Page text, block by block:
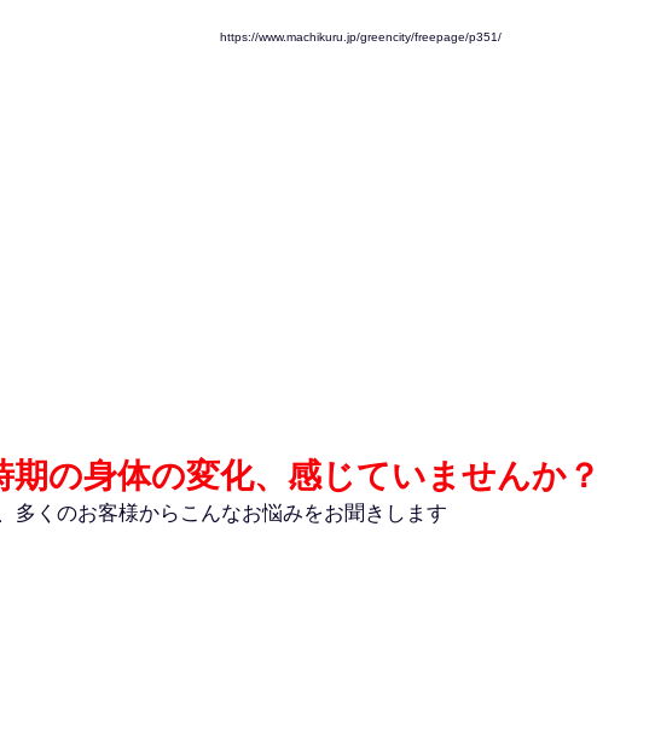
https://www.machikuru.jp/greencity/freepage/p351/
期の身体の変化、感じていませんか？
多くのお客様からこんなお悩みをお聞きします